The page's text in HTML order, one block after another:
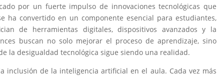
por un fuerte impulso de innovaciones tecnológicas que
ha convertido en un componente esencial para estudiantes,
de herramientas digitales, dispositivos avanzados y la
buscan no solo mejorar el proceso de aprendizaje, sino
la desigualdad tecnológica sigue siendo una realidad.
inclusión de la inteligencia artificial en el aula. Cada vez más